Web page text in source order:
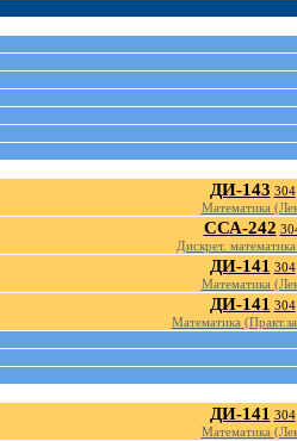
ДИ-143 304
Математика
ССА-242
Дискрет.
ДИ-141 304
Математика
ДИ-141 304
Математика
ДИ-141 304
Математика